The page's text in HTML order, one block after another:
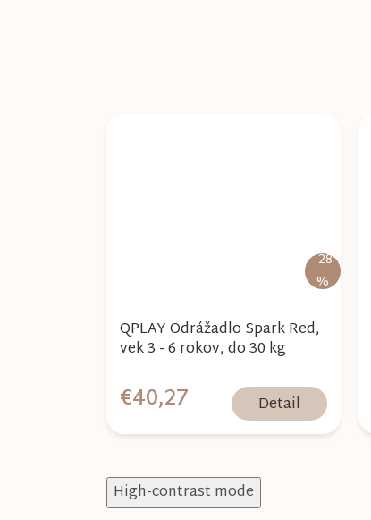
–28
%
QPLAY Odrážadlo Spark Red,
vek 3 - 6 rokov, do 30 kg
€40,27 Detail
High-contrast mode